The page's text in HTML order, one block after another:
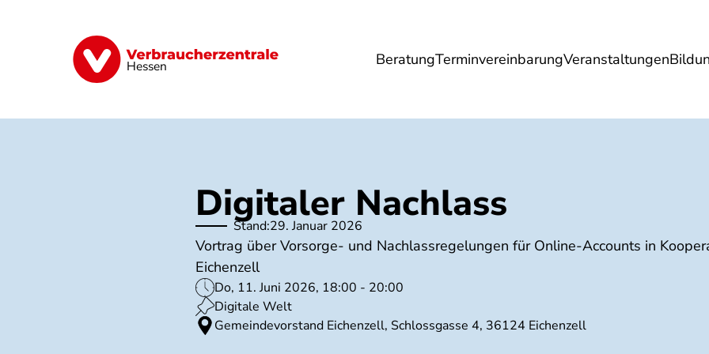
Hessen BeratungTerminvereinbarungVeranstaltungen
Digitales Energie Finanzen Gesundheit Lebensmittel Reise
Digitaler Nachlass
Stand:29. Januar 2026
Vortrag über Vorsorge- und Nachlassregelungen für Online-Accounts in
Eichenzell
Do, 11. Juni 2026, 18:00 - 20:00
Digitale Welt
Gemeindevorstand Eichenzell, Schlossgasse 4, 36124 Eichenzell